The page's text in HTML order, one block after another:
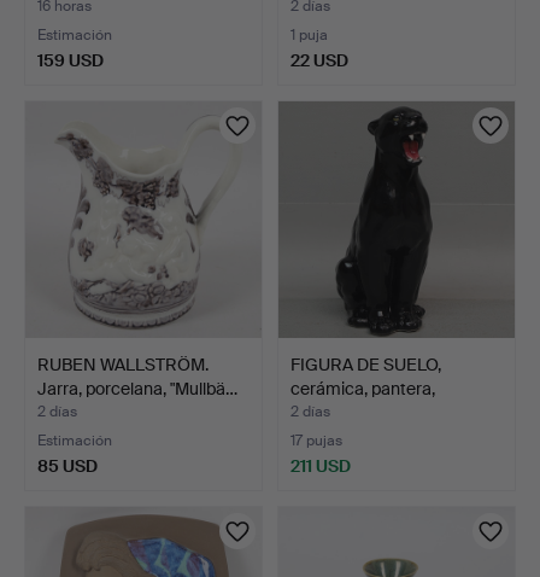
16 horas
Estimación
159 USD
2 días
1 puja
22 USD
RUBEN WALLSTRÖM.
Jarra, porcelana, "Mullbä…
2 días
Estimación
85 USD
FIGURA DE SUELO,
cerámica, pantera,
segund…
2 días
17 pujas
211 USD